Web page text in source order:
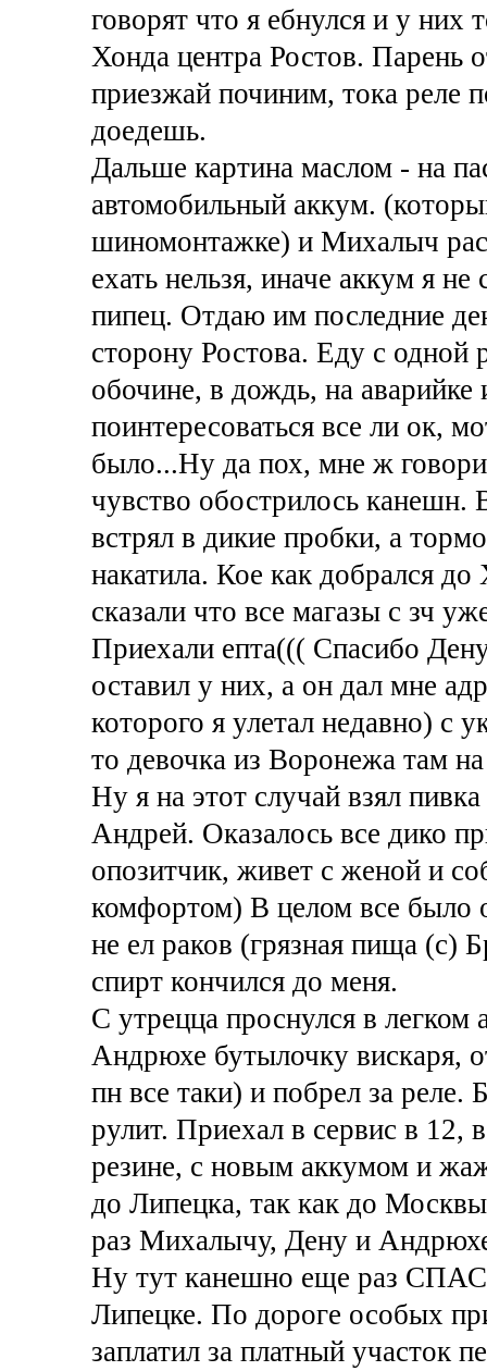
говорят что я ебнулся и у
Хонда центра Ростов. Парень
приезжай починим, тока реле
доедешь.
Дальше картина маслом - на
автомобильный аккум.
шиномонтажке) и Михалыч
ехать нельзя, иначе аккум я
пипец. Отдаю им последние
сторону Ростова. Еду с одной
обочине, в дождь, на
поинтересоваться все ли ок,
было...Ну да пох, мне ж
чувство обострилось канешн.
встрял в дикие пробки, а
накатила. Кое как добрался
сказали что все магазы с зч
Приехали епта((( Спасибо
оставил у них, а он дал мне
которого я улетал недавно) с
то девочка из Воронежа там
Ну я на этот случай взял
Андрей. Оказалось все дико
опозитчик, живет с женой и
комфортом) В целом все было
не ел раков (грязная пища (с)
спирт кончился до меня.
С утрецца проснулся в
Андрюхе бутылочку вискаря,
пн все таки) и побрел за
рулит. Приехал в сервис в 12,
резине, с новым аккумом и
до Липецка, так как до
раз Михалычу, Дену и
Ну тут канешно еще раз
Липецке. По дороге особых
заплатил за платный участок